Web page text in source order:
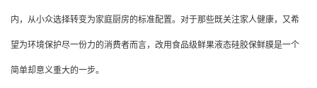
内，从小众选择转变为家庭厨房的标准配置。对于那些既关注家人健康，又希
望为环境保护尽一份力的消费者而言，改用食品级鲜果液态硅胶保鲜膜是一个
简单却意义重大的一步。